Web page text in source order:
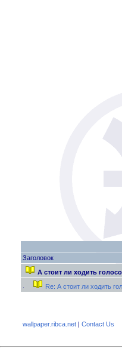
Заголовок
А стоит ли ходить
Re: А стоит ли ходить
wallpaper.ribca.net | Contact Us